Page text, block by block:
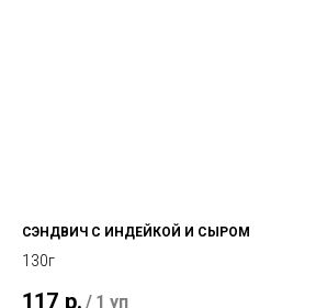
СЭНДВИЧ С ИНДЕЙКОЙ И СЫРОМ
130г
117 р. / 1 уп